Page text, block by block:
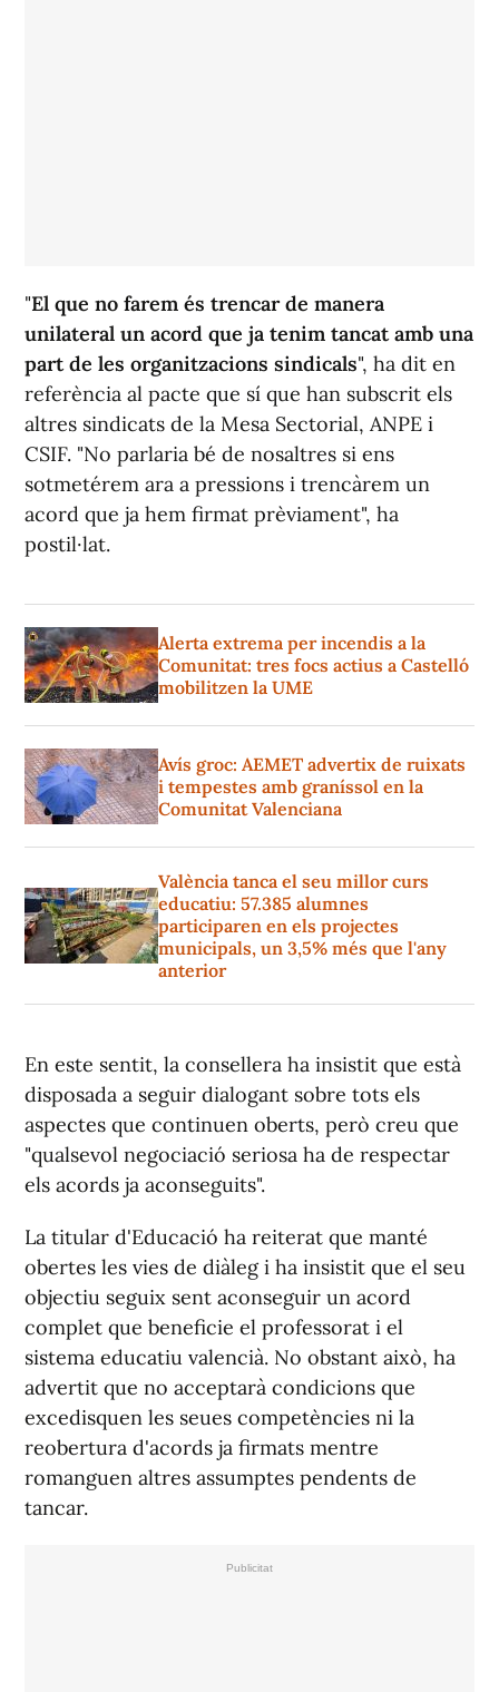
"El que no farem és trencar de manera
unilateral un acord que ja tenim tancat amb una
part de les organitzacions sindicals", ha dit en
referència al pacte que sí que han subscrit els
altres sindicats de la Mesa Sectorial, ANPE i
CSIF. "No parlaria bé de nosaltres si ens
sotmetérem ara a pressions i trencàrem un
acord que ja hem firmat prèviament", ha
postil·lat.
Alerta extrema per incendis a la
Comunitat: tres focs actius a Castelló
mobilitzen la UME
Avís groc: AEMET advertix de ruixats
i tempestes amb graníssol en la
Comunitat Valenciana
València tanca el seu millor curs
educatiu: 57.385 alumnes
participaren en els projectes
municipals, un 3,5% més que l'any
anterior
En este sentit, la consellera ha insistit que està
disposada a seguir dialogant sobre tots els
aspectes que continuen oberts, però creu que
"qualsevol negociació seriosa ha de respectar
els acords ja aconseguits".
La titular d'Educació ha reiterat que manté
obertes les vies de diàleg i ha insistit que el seu
objectiu seguix sent aconseguir un acord
complet que beneficie el professorat i el
sistema educatiu valencià. No obstant això, ha
advertit que no acceptarà condicions que
excedisquen les seues competències ni la
reobertura d'acords ja firmats mentre
romanguen altres assumptes pendents de
tancar.